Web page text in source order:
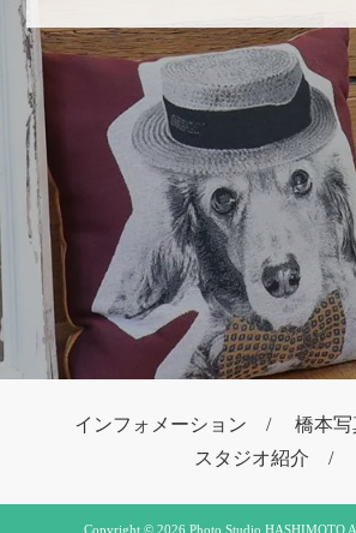
インフォメーション
橋本写
スタジオ紹介
Copyright © 2026 Photo Studio HASHIMOTO